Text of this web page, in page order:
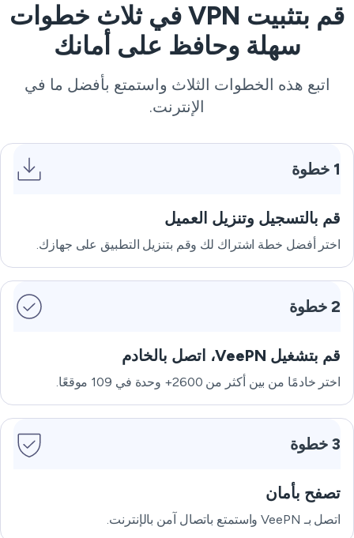
قم بتثبيت VPN في ثلاث خطوات
سهلة وحافظ على أمانك
اتبع هذه الخطوات الثلاث واستمتع بأفضل ما في
الإنترنت.
قم بالتسجيل وتنزيل العميل
اختر أفضل خطة اشتراك لك وقم بتنزيل التطبيق على جهازك.
2 خطوة
قم بتشغيل VeePN، اتصل بالخادم
اختر خادمًا من بين أكثر من 2600+ وحدة في 109 موقعًا.
تصفح بأمان
اتصل بـ VeePN واستمتع باتصال آمن بالإنترنت.